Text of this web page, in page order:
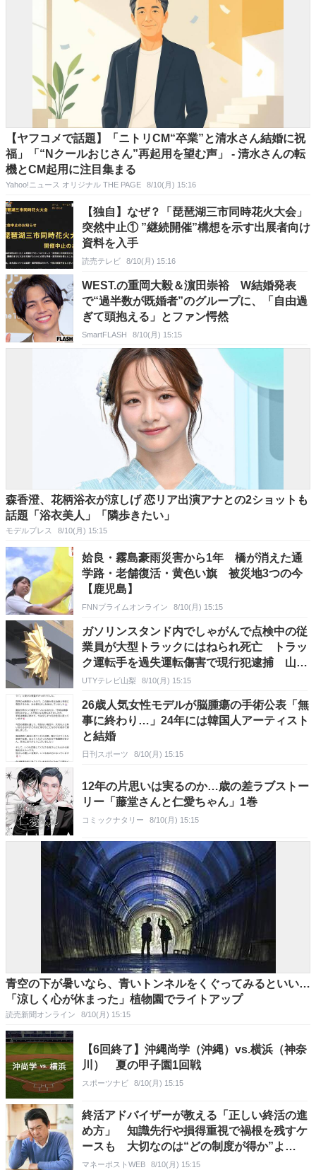
【ヤフコメで話題】「ニトリCM“卒業”と清水さん結婚に祝
福」「“Nクールおじさん”再起用を望む声」 - 清水さんの転
機とCM起用に注目集まる
Yahoo!ニュース オリジナル THE PAGE 8/10(月) 15:16
【独自】なぜ？「琵琶湖三市同時花火大会」
突然中止① ”継続開催”構想を示す出展者向け
資料を入手
読売テレビ 8/10(月) 15:16
WEST.の重岡大毅＆濵田崇裕 W結婚発表
で“過半数が既婚者”のグループに、「自由過
ぎて頭抱える」とファン愕然
SmartFLASH 8/10(月) 15:15
森香澄、花柄浴衣が涼しげ 恋リア出演アナとの2ショットも
話題「浴衣美人」「隣歩きたい」
モデルプレス 8/10(月) 15:15
姶良・霧島豪雨災害から1年 橋が消えた通
学路・老舗復活・黄色い旗 被災地3つの今
【鹿児島】
FNNプライムオンライン 8/10(月) 15:15
ガソリンスタンド内でしゃがんで点検中の従
業員が大型トラックにはねられ死亡 トラッ
ク運転手を過失運転傷害で現行犯逮捕 山
梨・甲斐市
UTYテレビ山梨 8/10(月) 15:15
26歳人気女性モデルが脳腫瘍の手術公表「無
事に終わり…」24年には韓国人アーティスト
と結婚
日刊スポーツ 8/10(月) 15:15
12年の片思いは実るのか…歳の差ラブストー
リー「藤堂さんと仁愛ちゃん」1巻
コミックナタリー 8/10(月) 15:15
青空の下が暑いなら、青いトンネルをくぐってみるといい…
「涼しく心が休まった」植物園でライトアップ
読売新聞オンライン 8/10(月) 15:15
【6回終了】沖縄尚学（沖縄）vs.横浜（神奈
川） 夏の甲子園1回戦
スポーツナビ 8/10(月) 15:15
終活アドバイザーが教える「正しい終活の進
め方」 知識先行や損得重視で禍根を残すケ
ースも 大切なのは“どの制度が得か”よ
り“あなたは何がしたいか”
マネーポストWEB 8/10(月) 15:15